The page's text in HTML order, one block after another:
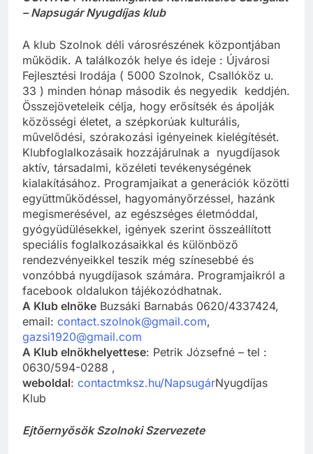
– Napsugár Nyugdíjas klub
A klub Szolnok déli városrészének központjában
működik. A találkozók helye és ideje : Újvárosi
Fejlesztési Irodája ( 5000 Szolnok, Csallóköz u.
33 ) minden hónap második és negyedik keddjén.
Összejöveteleik célja, hogy erősítsék és ápolják
közösségi életet, a szépkorúak kulturális,
művelődési, szórakozási igényeinek kielégítését.
Klubfoglalkozásaik hozzájárulnak a nyugdíjasok
aktív, társadalmi, közéleti tevékenységének
kialakításához. Programjaikat a generációk közötti
együttműködéssel, hagyományőrzéssel, hazánk
megismerésével, az egészséges életmóddal,
gyógyüdülésekkel, igények szerint összeállított
speciális foglalkozásaikkal és különböző
rendezvényeikkel teszik még színesebbé és
vonzóbbá nyugdíjasok számára. Programjaikról a
facebook oldalukon tájékozódhatnak.
A Klub elnöke Buzsáki Barnabás 0620/4337424,
email: contact.szolnok@gmail.com,
gazsi1920@gmail.com
A Klub elnökhelyettese: Petrik Józsefné – tel :
0630/594-0288 ,
weboldal: contactmksz.hu/NapsugárNyugdíjas
Klub
Ejtőernyősök Szolnoki Szervezete